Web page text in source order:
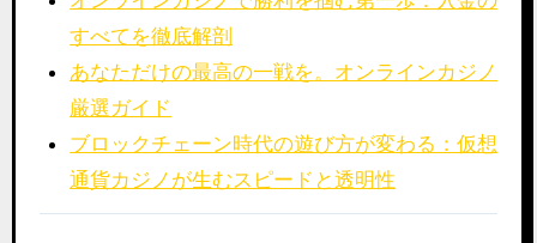
すべてを徹底解剖
あなただけの最高の一戦を。オンラインカジノ
厳選ガイド
ブロックチェーン時代の遊び方が変わる：仮想
通貨カジノが生むスピードと透明性